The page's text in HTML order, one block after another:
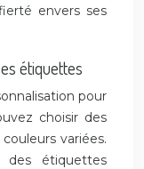
envers ses
étiquettes
pour
choisir des
variées.
des étiquettes